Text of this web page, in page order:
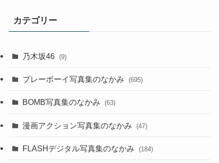
カテゴリー
乃木坂46 (9)
プレーボーイ写真集のなかみ (695)
BOMB写真集のなかみ (63)
漫画アクション写真集のなかみ (47)
FLASHデジタル写真集のなかみ (184)